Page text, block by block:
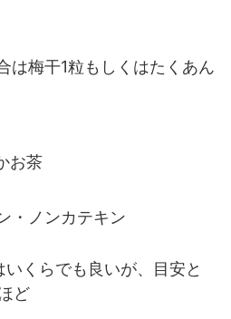
は梅干1粒もしくはたくあん
お茶
・ノンカテキン
くらでも良いが、目安と
ど